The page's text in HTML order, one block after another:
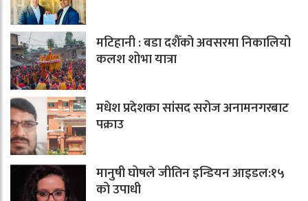
मटिहानी : बडा दशैँको अवसरमा निकालियो
कलश शोभा यात्रा
मधेश प्रदेशका सांसद सरोज अनामनगरबाट
पक्राउ
मानुषी घोषले जीतिन इन्डियन आइडल:१५
को उपाधी